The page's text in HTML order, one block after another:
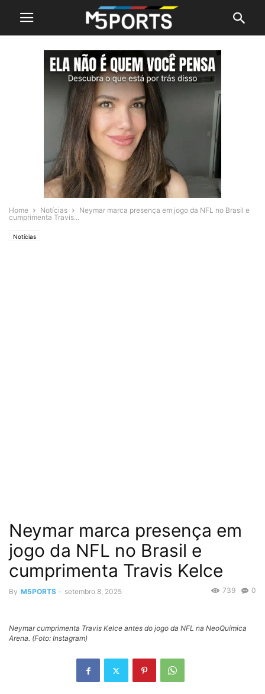
Home Notícias
Neymar marca presença em jogo da NFL no Brasil e
cumprimenta Travis...
Notícias
Neymar marca presença em
jogo da NFL no Brasil e
cumprimenta Travis Kelce
By M5PORTS - setembro 8, 2025 0
739
Neymar cumprimenta Travis Kelce antes do jogo da NFL na NeoQuímica
Arena. (Foto: Instagram)